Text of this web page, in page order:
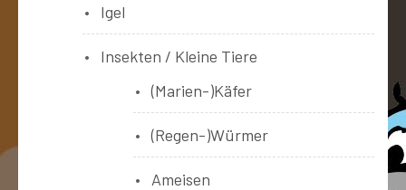
Igel
Insekten / Kleine Tiere
(Marien-)Käfer
(Regen-)Würmer
Ameisen